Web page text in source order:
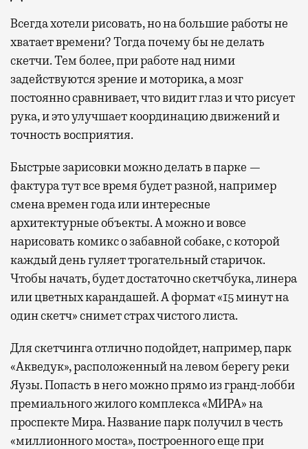
Всегда хотели рисовать, но на большие работы не
хватает времени? Тогда почему бы не делать
скетчи. Тем более, при работе над ними
задействуются зрение и моторика, а мозг
постоянно сравнивает, что видит глаз и что рисует
рука, и это улучшает координацию движений и
точность восприятия.
Быстрые зарисовки можно делать в парке —
фактура тут все время будет разной, например
смена времен года или интересные
архитектурные объекты. А можно и вовсе
нарисовать комикс о забавной собаке, с которой
каждый день гуляет трогательный старичок.
Чтобы начать, будет достаточно скетчбука, линера
или цветных карандашей. А формат «15 минут на
один скетч» снимет страх чистого листа.
Для скетчинга отлично подойдет, например, парк
«Акведук», расположенный на левом берегу реки
Яузы. Попасть в него можно прямо из гранд-лобби
премиального жилого комплекса «МИРА» на
проспекте Мира. Название парк получил в честь
«миллионного моста», построенного еще при